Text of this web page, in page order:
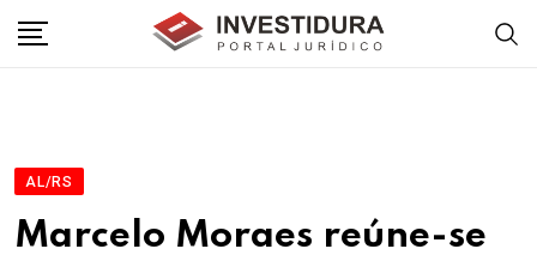
AL/RS
Marcelo Moraes reúne-se